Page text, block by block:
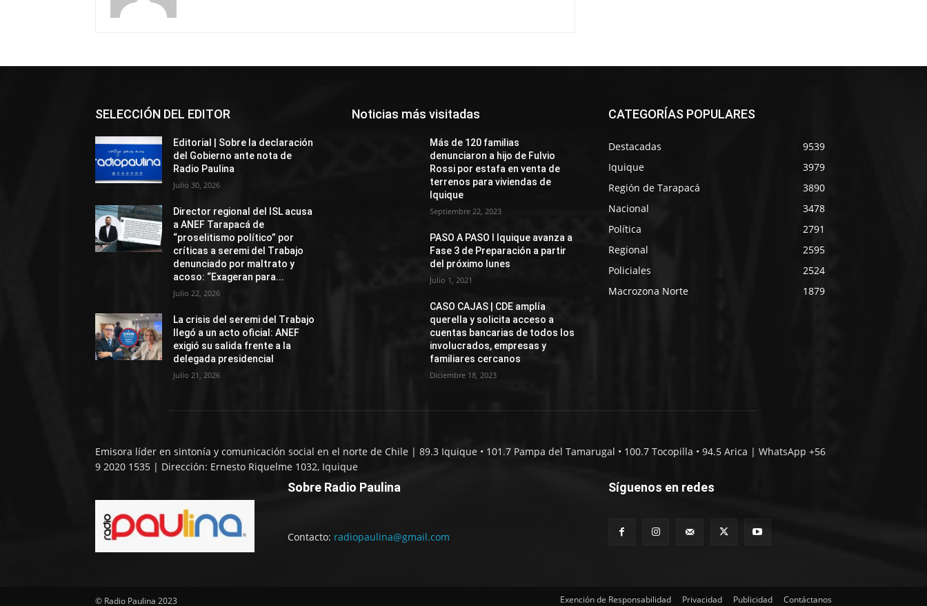
SELECCIÓN DEL EDITOR
Editorial | Sobre la declaración
del Gobierno ante nota de
Radio Paulina
Julio 30, 2026
Director regional del ISL acusa
a ANEF Tarapacá de
“proselitismo político” por
críticas a seremi del Trabajo
denunciado por maltrato y
acoso: “Exageran para...
Julio 22, 2026
La crisis del seremi del Trabajo
llegó a un acto oficial: ANEF
exigió su salida frente a la
delegada presidencial
Julio 21, 2026
Noticias más visitadas
Más de 120 familias
denunciaron a hijo de Fulvio
Rossi por estafa en venta de
terrenos para viviendas de
Iquique
Septiembre 22, 2023
PASO A PASO I Iquique avanza a
Fase 3 de Preparación a partir
del próximo lunes
Julio 1, 2021
CASO CAJAS | CDE amplía
querella y solicita acceso a
cuentas bancarias de todos los
involucrados, empresas y
familiares cercanos
Diciembre 18, 2023
CATEGORÍAS POPULARES
Destacadas
9539
Iquique
3979
Región de Tarapacá
3890
Nacional
3478
Política
2791
Regional
2595
Policiales
2524
Macrozona Norte
1879
Emisora líder en sintonía y comunicación social en el norte de Chile | 89.3 Iquique • 101.7 Pampa del Tamarugal • 100.7 Tocopilla • 94.5 Arica | WhatsApp +56
9 2020 1535 | Dirección: Ernesto Riquelme 1032, Iquique
Sobre Radio Paulina
Contacto: radiopaulina@gmail.com
Síguenos en redes
© Radio Paulina 2023 Exención de Responsabilidad Privacidad Publicidad Contáctanos